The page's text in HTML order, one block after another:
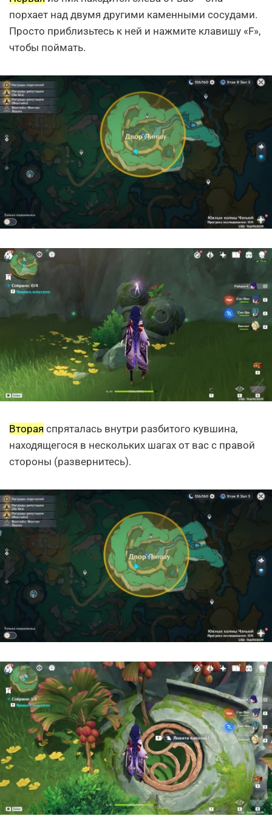
порхает над двумя другими каменными сосудами.
Просто приблизьтесь к ней и нажмите клавишу «F»,
чтобы поймать.
Вторая спряталась внутри разбитого кувшина,
находящегося в нескольких шагах от вас с правой
стороны (развернитесь).